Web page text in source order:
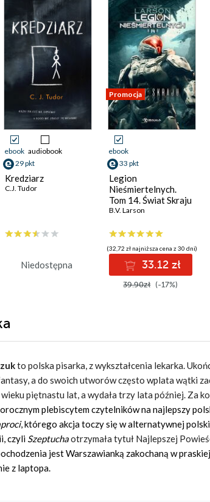
ebook audiobook
29 pkt
Kredziarz
C.J. Tudor
Niedostępna
Promocja
ebook
33 pkt
Legion
Nieśmiertelnych.
Tom 14. Świat Skraju
B.V. Larson
(32,72 zł najniższa cena z 30 dni)
33.12 zł
39.90zł (-17%)
to polska pisarka, z wykształcenia lekarka.
a do swoich utworów często wplata wątki
piętnastu lat, a wydała trzy lata później. Za
plebiscytem czytelników na najlepszy
, którego akcja toczy się w alternatywnej
czyli Szeptuchaotrzymała tytuł Najlepszej
jest Warszawianką zakochaną w
z laptopa.